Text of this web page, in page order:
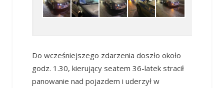
Do wcześniejszego zdarzenia doszło około
godz. 1.30, kierujący seatem 36-latek stracił
panowanie nad pojazdem i uderzył w